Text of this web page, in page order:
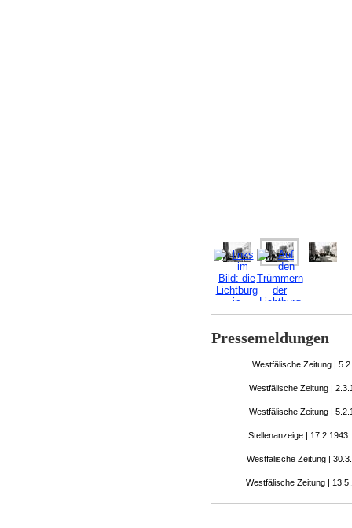
Pressemeldungen
Westfälische Zeitung |
Westfälische Zeitung |
Westfälische Zeitung |
Stellenanzeige | 17.2.1943
Westfälische Zeitung |
Westfälische Zeitung |